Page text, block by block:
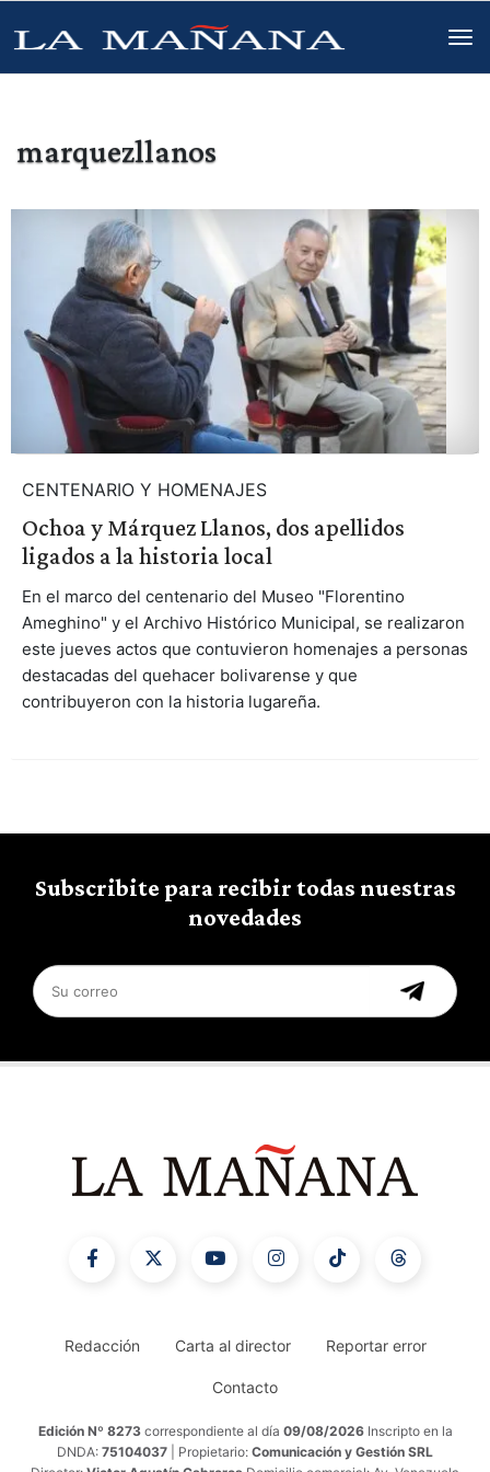
marquezllanos
CENTENARIO Y HOMENAJES
Ochoa y Márquez Llanos, dos apellidos
ligados a la historia local
En el marco del centenario del Museo "Florentino
Ameghino" y el Archivo Histórico Municipal, se realizaron
este jueves actos que contuvieron homenajes a personas
destacadas del quehacer bolivarense y que
contribuyeron con la historia lugareña.
Subscribite para recibir todas nuestras
novedades
Redacción Carta al director Reportar error
Contacto
Edición Nº 8273 correspondiente al día 09/08/2026 Inscripto en la
DNDA: 75104037 | Propietario: Comunicación y Gestión SRL